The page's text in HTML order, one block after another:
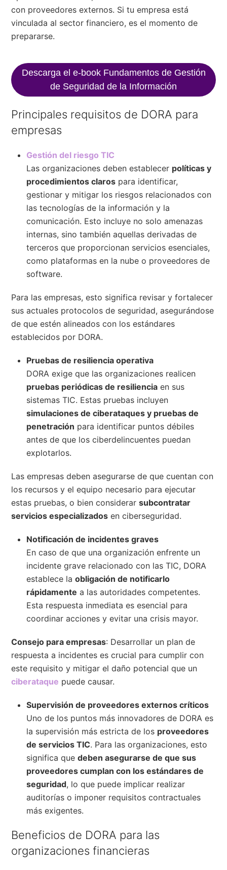
con proveedores externos. Si tu empresa está
vinculada al sector financiero, es el momento de
prepararse.
Descarga el e-book Fundamentos de Gestión
de Seguridad de la Información
Principales requisitos de DORA para
empresas
Gestión del riesgo TIC
Las organizaciones deben establecer políticas y
procedimientos claros para identificar,
gestionar y mitigar los riesgos relacionados con
las tecnologías de la información y la
comunicación. Esto incluye no solo amenazas
internas, sino también aquellas derivadas de
terceros que proporcionan servicios esenciales,
como plataformas en la nube o proveedores de
software.
Para las empresas, esto significa revisar y fortalecer
sus actuales protocolos de seguridad, asegurándose
de que estén alineados con los estándares
establecidos por DORA.
Pruebas de resiliencia operativa
DORA exige que las organizaciones realicen
pruebas periódicas de resiliencia en sus
sistemas TIC. Estas pruebas incluyen
simulaciones de ciberataques y pruebas de
penetración para identificar puntos débiles
antes de que los ciberdelincuentes puedan
explotarlos.
Las empresas deben asegurarse de que cuentan con
los recursos y el equipo necesario para ejecutar
estas pruebas, o bien considerarsubcontratar
servicios especializados en ciberseguridad.
Notificación de incidentes graves
En caso de que una organización enfrente un
incidente grave relacionado con las TIC, DORA
establece laobligación de notificarlo
rápidamente a las autoridades competentes.
Esta respuesta inmediata es esencial para
coordinar acciones y evitar una crisis mayor.
Consejo para empresas: Desarrollar un plan de
respuesta a incidentes es crucial para cumplir con
este requisito y mitigar el daño potencial que un
ciberataque puede causar.
Supervisión de proveedores externos críticos
Uno de los puntos más innovadores de DORA es
la supervisión más estricta de los proveedores
de servicios TIC. Para las organizaciones, esto
significa quedeben asegurarse de que sus
proveedores cumplan con los estándares de
seguridad, lo que puede implicar realizar
auditorías o imponer requisitos contractuales
más exigentes.
Beneficios de DORA para las
organizaciones financieras